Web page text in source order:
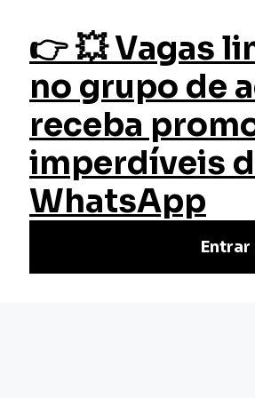
fazer login
Início Cursos Cursos Gratuitos
Fundamentos da Educação Especial
Curso Fundamentos
Educação Especial
Faça o Curso de Fundamentos da
Online e Gratuito | Certificado válido